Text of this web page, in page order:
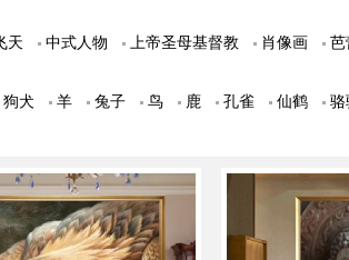
天 中式人物 上帝圣母基督教 肖像画 芭
狗犬 羊 兔子 鸟 鹿 孔雀 仙鹤 骆